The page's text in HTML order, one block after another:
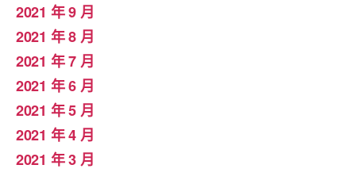
2021 年 9 月
2021 年 8 月
2021 年 7 月
2021 年 6 月
2021 年 5 月
2021 年 4 月
2021 年 3 月